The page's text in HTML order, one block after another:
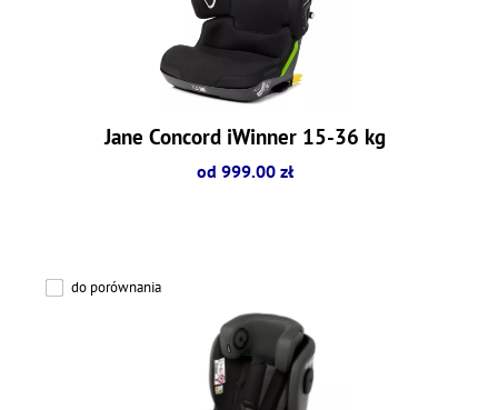
Jane Concord iWinner 15-36 kg
od 999.00 zł
do porównania